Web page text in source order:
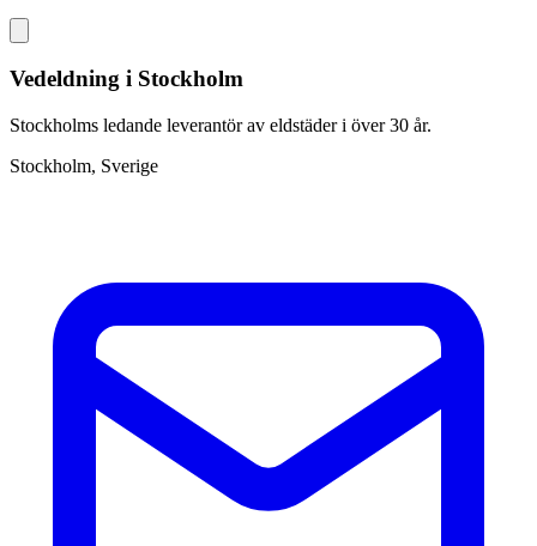
Vedeldning i Stockholm
Stockholms ledande leverantör av eldstäder i över 30 år.
Stockholm, Sverige